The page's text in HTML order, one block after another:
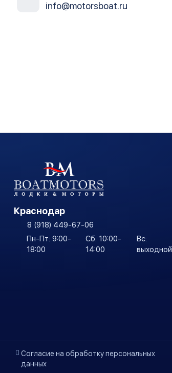
info@motorsboat.ru
Краснодар
8 (918) 449-67-06
Пн-Пт: 9:00-
18:00
Сб: 10:00-
14:00
Вс:
выходной
Согласие на обработку персональных
данных